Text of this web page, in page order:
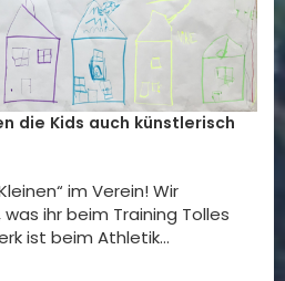
die Kids auch künstlerisch
im Verein! Wir
ihr beim Training Tolles
ist beim Athletik…